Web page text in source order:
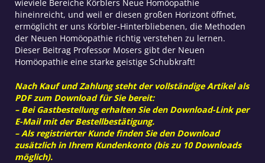
wieviele Bereiche Körblers Neue Homöopathie
hineinreicht, und weil er diesen großen Horizont öffnet,
ermöglicht er uns Körbler-Hinterbliebenen, die Methoden
der Neuen Homöopathie richtig verstehen zu lernen.
Dieser Beitrag Professor Mosers gibt der Neuen
Homöopathie eine starke geistige Schubkraft!
Nach Kauf und Zahlung steht der vollständige Artikel als
PDF zum Download für Sie bereit:
– Bei Gastbestellung erhalten Sie den Download-Link per
E-Mail mit der Bestellbestätigung.
– Als registrierter Kunde finden Sie den Download
zusätzlich in Ihrem Kundenkonto (bis zu 10 Downloads
möglich).